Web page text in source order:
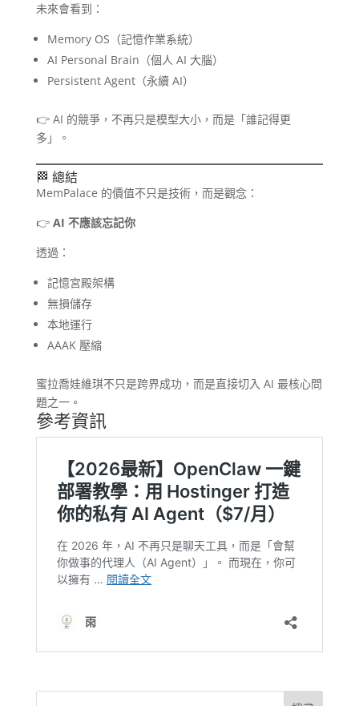
未來會看到：
Memory OS（記憶作業系統）
AI Personal Brain（個人 AI 大腦）
Persistent Agent（永續 AI）
👉 AI 的競爭，不再只是模型大小，而是「誰記得更
多」。
🏁 總結
MemPalace 的價值不只是技術，而是觀念：
👉 AI 不應該忘記你
透過：
記憶宮殿架構
無損儲存
本地運行
AAAK 壓縮
蜜拉喬娃維琪不只是跨界成功，而是直接切入 AI 最核心問
題之一。
參考資訊